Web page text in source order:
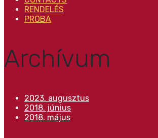
RENDELÉS
PROBA
Archívum
2023. augusztus
2018. június
2018. május